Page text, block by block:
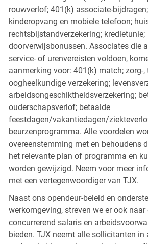
rouwverlof; 401(k) associate-
kinderopvang en mobiele telefoon;
rechtsbijstandverzekering; kredietunie;
doorverwijsbonussen. Associates die
service- of urenvereisten voldoen,
aanmerking voor: 401(k) match; zorg-,
oogheelkundige verzekering;
arbeidsongeschiktheidsverzekering;
ouderschapsverlof; betaalde
feestdagen/vakantiedagen/
beurzenprogramma. Alle voordelen
overeenstemming met en behoudens
het relevante plan of programma en
worden gewijzigd. Neem voor meer
met een vertegenwoordiger van TJX.
Naast ons opendeur-beleid en
werkomgeving, streven we er ook naar
concurrerend salaris en
bieden. TJX neemt alle sollicitanten in